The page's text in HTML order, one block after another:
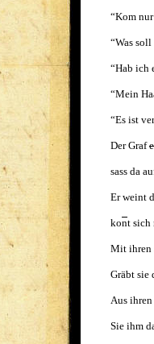
“Kom
“Was
“Hab ich
“Mein
“Es ist
Der Graf
sass da
Er weint
kont sich
Mit ihren
Gräbt sie
Aus
Sie ihm